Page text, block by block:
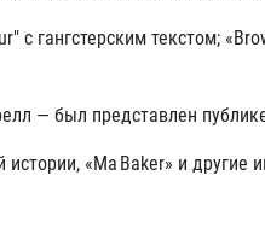
гангстерским текстом;
— был представлен
«Ma Baker» и другие